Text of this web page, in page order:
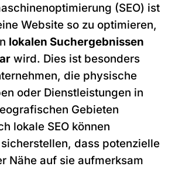
(SEO) ist
Website so zu optimieren,
lokalen Suchergebnissen
wird. Dies ist besonders
die physische
oder Dienstleistungen in
Gebieten
lokale SEO können
dass potenzielle
Nähe auf sie aufmerksam